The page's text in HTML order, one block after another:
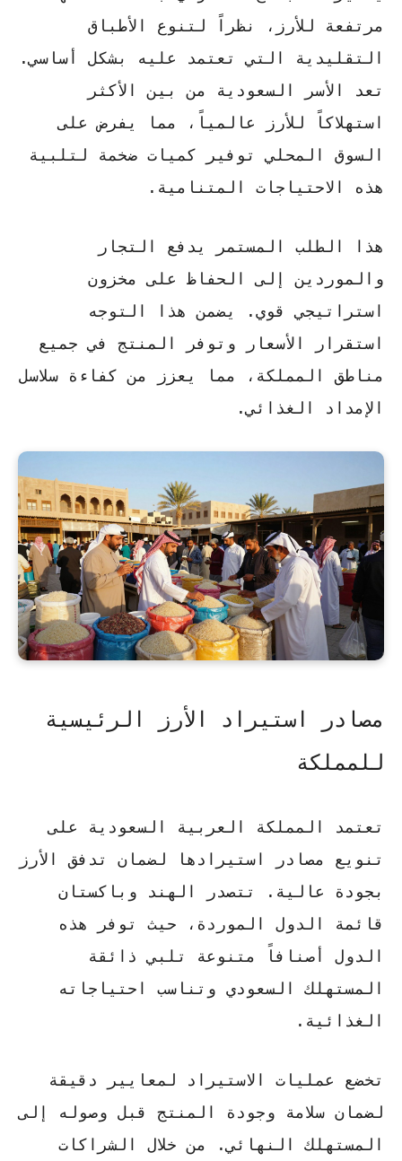
مرتفعة للأرز، نظراً لتنوع الأطباق
التقليدية التي تعتمد عليه بشكل أساسي.
تعد الأسر السعودية من بين الأكثر
استهلاكاً للأرز عالمياً ، مما يفرض على
السوق المحلي توفير كميات ضخمة لتلبية
هذه الاحتياجات المتنامية.
هذا الطلب المستمر يدفع التجار
والموردين إلى الحفاظ على مخزون
استراتيجي قوي. يضمن هذا التوجه
استقرار الأسعار وتوفر المنتج في جميع
مناطق المملكة، مما يعزز من كفاءة سلاسل
الإمداد الغذائي.
مصادر استيراد الأرز الرئيسية
للمملكة
تعتمد المملكة العربية السعودية على
تنويع مصادر استيرادها لضمان تدفق الأرز
بجودة عالية.
تتصدر الهند وباكستان
قائمة الدول الموردة ، حيث توفر هذه
الدول أصنافاً متنوعة تلبي ذائقة
المستهلك السعودي وتناسب احتياجاته
الغذائية.
تخضع عمليات الاستيراد لمعايير دقيقة
لضمان سلامة وجودة المنتج قبل وصوله إلى
المستهلك النهائي. من خلال الشراكات